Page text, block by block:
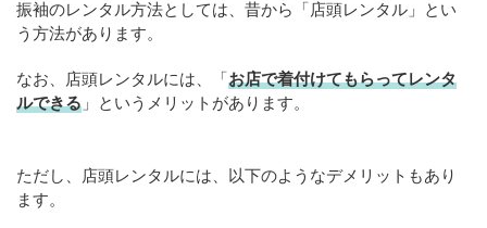
振袖のレンタル方法としては、昔から「店頭レンタル」とい
う方法があります。
なお、店頭レンタルには、「お店で着付けてもらってレンタ
ルできる 」というメリットがあります。
ただし、店頭レンタルには、以下のようなデメリットもあり
ます。